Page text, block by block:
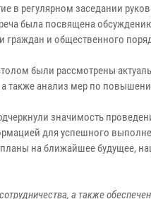
в регулярном заседании
была посвящена
граждан и общественного
были рассмотрены
а также анализ мер по
значимость
для успешного
на ближайшее будущее,
а также